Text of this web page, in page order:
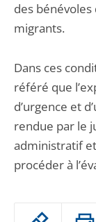
Passer
des
migrants.
Dans ces
référé que
d’urgence et
rendue par le
administratif
procéder à